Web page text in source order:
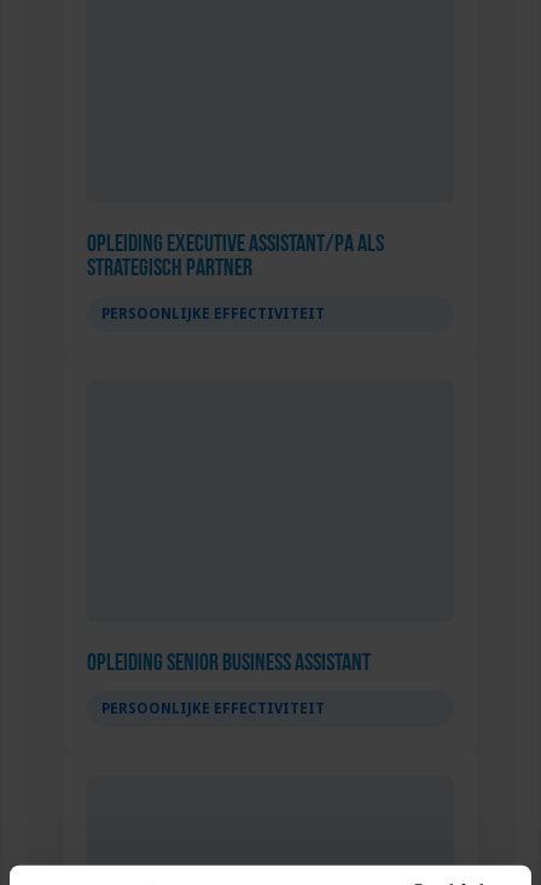
Opleiding Executive Assistant/PA als
strategisch partner
PERSOONLIJKE EFFECTIVITEIT
Opleiding Senior Business Assistant
PERSOONLIJKE EFFECTIVITEIT